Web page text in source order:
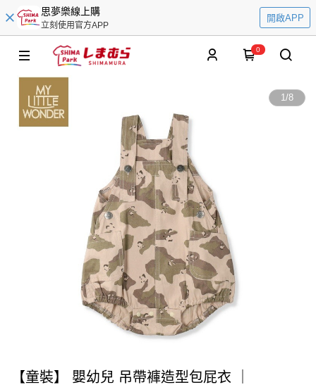
思夢樂線上購
立刻使用官方APP
開啟APP
0
1/8
【童裝】 嬰幼兒 吊帶褲造型包屁衣 ｜